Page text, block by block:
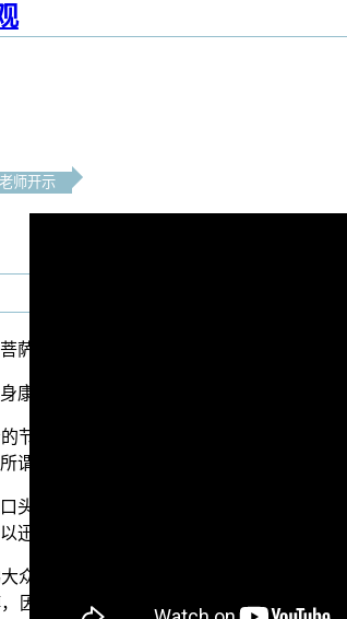
师开示
萨们：阿弥陀佛！
康泰否？少病少恼否？游步轻利否？众生易
节目，是由佛教正觉同修会为各位准备
谓藏传佛教中格鲁派，也就是黄教的根本
头的演讲集，把格鲁派创教祖师宗喀巴
迅速地了解，宗喀巴所说的《广论》的内
众，在学佛的过程之中，或多或少都会
因为他们认为“西藏”这个名词，是以汉